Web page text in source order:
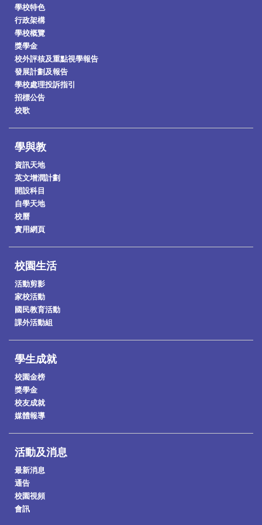
學校特色
行政架構
學校概覽
獎學金
校外評核及重點視學報告
發展計劃及報告
學校處理投訴指引
招標公告
校歌
學與教
資訊天地
英文增潤計劃
開設科目
自學天地
校曆
實用網頁
校園生活
活動剪影
家校活動
國民教育活動
課外活動組
學生成就
校園金榜
獎學金
校友成就
媒體報導
活動及消息
最新消息
通告
校園視頻
會訊